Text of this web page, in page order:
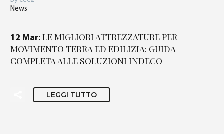
News
12 Mar: LE MIGLIORI ATTREZZATURE PER
MOVIMENTO TERRA ED EDILIZIA: GUIDA
COMPLETA ALLE SOLUZIONI INDECO
LEGGI TUTTO